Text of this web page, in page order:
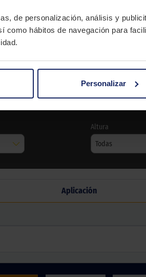
de personalización, análisis y
como hábitos de navegación para
Personalizar
Battlax
TH01
Altura
Todas
Aplicación